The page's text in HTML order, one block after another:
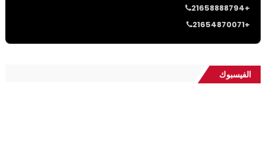
21658888794+
21654870071+
الفيسبوك